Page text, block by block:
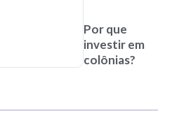
Por que
investir em
colônias?